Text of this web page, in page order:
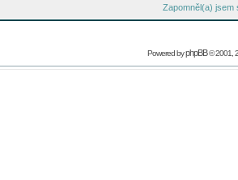
Zapomněl(a) jsem
Powered byphpBB© 2001,